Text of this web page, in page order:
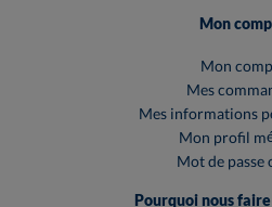
Mon
Mon
Mes
Mes informations
Mon profil
Mot de passe
Pourquoi nous